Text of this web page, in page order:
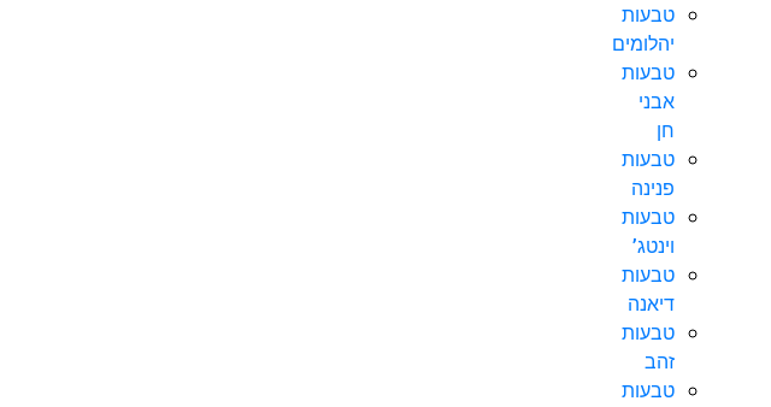
טבעות
יהלומים
טבעות
אבני
חן
טבעות
פנינה
טבעות
וינטג’
טבעות
דיאנה
טבעות
זהב
טבעות